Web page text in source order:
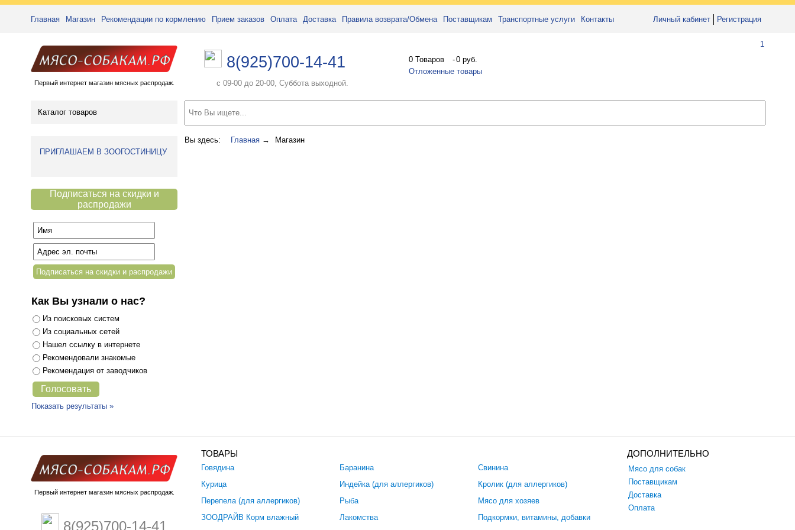
Главная Магазин Рекомендации по кормлению Прием заказов Оплата Доставка Правила возврата/Обмена Поставщикам Транспортные услуги Контакты Личный кабинет Регистрация
Первый интернет магазин мясных распродаж.
8(925)700-14-41
с 09-00 до 20-00, Суббота выходной.
0 Товаров -0 руб.
Отложенные товары
1
Каталог товаров
ПРИГЛАШАЕМ В ЗООГОСТИНИЦУ
Подписаться на скидки и
распродажи
Как Вы узнали о нас?
Из поисковых систем
Из социальных сетей
Нашел ссылку в интернете
Рекомендовали знакомые
Рекомендация от заводчиков
Показать результаты »
Вы здесь: Главная → Магазин
Первый интернет магазин мясных распродаж.
8(925)700-14-41
ТОВАРЫ
Говядина Баранина
Свинина
Курица
Индейка (для аллергиков)
Кролик (для аллергиков)
Перепела (для аллергиков)
Рыба
Мясо для хозяев
ЗООДРАЙВ Корм влажный
Лакомства
Подкормки, витамины, добавки
ДОПОЛНИТЕЛЬНО
Мясо для собак
Поставщикам
Доставка
Оплата